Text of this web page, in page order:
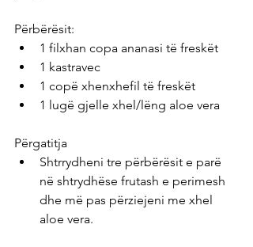
Përbërësit:
1 filxhan copa ananasi të freskët
1 kastravec
1 copë xhenxhefil të freskët
1 lugë gjelle xhel/lëng aloe vera
Përgatitja
Shtrrydheni tre përbërësit e parë
në shtrydhëse frutash e perimesh
dhe më pas përziejeni me xhel
aloe vera.